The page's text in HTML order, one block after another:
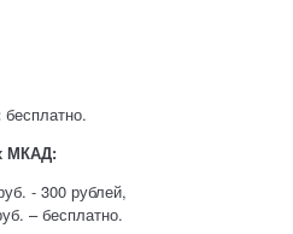
бесплатно.
МКАД:
- 300 рублей,
– бесплатно.